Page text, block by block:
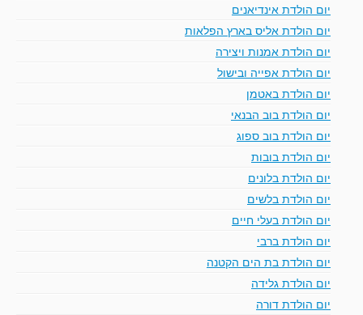
יום הולדת אינדיאנים
יום הולדת אליס בארץ הפלאות
יום הולדת אמנות ויצירה
יום הולדת אפייה ובישול
יום הולדת באטמן
יום הולדת בוב הבנאי
יום הולדת בוב ספוג
יום הולדת בובות
יום הולדת בלונים
יום הולדת בלשים
יום הולדת בעלי חיים
יום הולדת ברבי
יום הולדת בת הים הקטנה
יום הולדת גלידה
יום הולדת דורה